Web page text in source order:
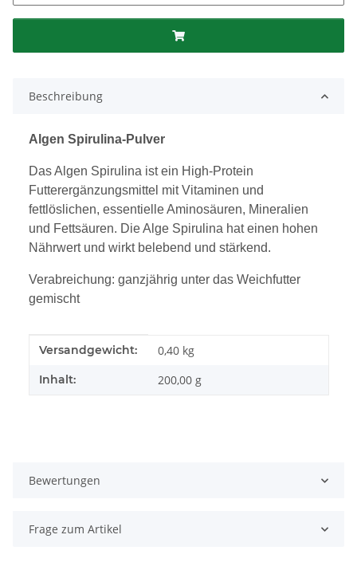
Beschreibung
Algen Spirulina-Pulver
Das Algen Spirulina ist ein High-Protein
Futterergänzungsmittel mit Vitaminen und
fettlöslichen, essentielle Aminosäuren, Mineralien
und Fettsäuren. Die Alge Spirulina hat einen hohen
Nährwert und wirkt belebend und stärkend.
Verabreichung: ganzjährig unter das Weichfutter
gemischt
Produkteigenschaft
Wert
Versandgewicht: 0,40 kg
Inhalt: 200,00 g
Bewertungen
Frage zum Artikel